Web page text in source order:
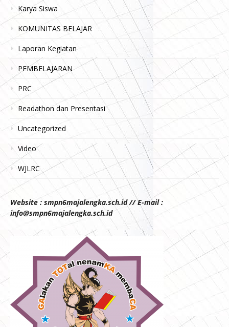
Karya Siswa
KOMUNITAS BELAJAR
Laporan Kegiatan
PEMBELAJARAN
PRC
Readathon dan Presentasi
Uncategorized
Video
WJLRC
Website : smpn6majalengka.sch.id // E-mail :
info@smpn6majalengka.sch.id